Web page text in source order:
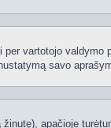
vartotojo
savo
apačioje